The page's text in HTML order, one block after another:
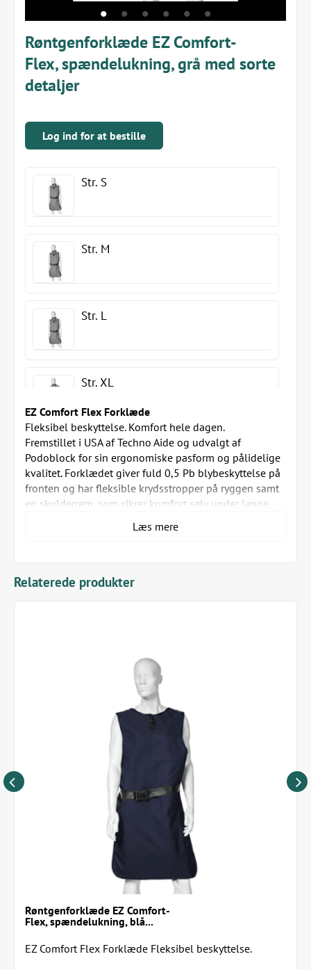
Røntgenforklæde EZ Comfort-
Flex, spændelukning, grå med sorte
detaljer
Log ind for at bestille
Str. S
Str. M
Str. L
Str. XL
Str. 2XL
EZ Comfort Flex Forklæde
Fleksibel beskyttelse. Komfort hele dagen.
Fremstillet i USA af Techno Aide og udvalgt af
Podoblock for sin ergonomiske pasform og pålidelige
kvalitet. Forklædet giver fuld 0,5 Pb blybeskyttelse på
fronten og har fleksible krydsstropper på ryggen samt
en skulderrem, som sikrer komfort selv under lange
Det slidstærke nylonmateriale med sorte kanter giver
medfølger en strop til montering af passende
Slidstærkt nylonmateriale med sorte kanter
Inkluderer fastgørelsesstrop til valgfrit
skjoldbruskkirtelskjold
Mulighed for +10 cm ekstra længde (varenr:
MXRTACLACUST10CM)
Produceret i USA af Techno Aide
Størrelse | Brystmål / bredde | Længde | Vægt
Small | 88–97 cm / 55 cm | 90 cm | 4,0 kg
Medium | 98–107 cm / 58 cm | 95 cm | 4,5 kg
Large | 108–117 cm / 61 cm | 100 cm | 4,8 kg
XLarge | 118–127 cm / 64 cm | 105 cm | 5,5 kg
2XLarge | 128–137 cm / 67 cm | 110 cm | 6,0 kg
3XLarge | 138–147 cm / 70 cm | 115 cm | 7,0 kg
Læs mere
Relaterede produkter
Røntgenforklæde EZ Comfort-
Flex, spændelukning, blå...
EZ Comfort Flex Forklæde Fleksibel beskyttelse.